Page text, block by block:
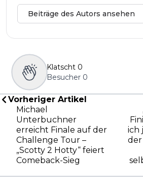
Beiträge des Autors ansehen
Klatscht 0
Besucher 0
Vorheriger Artikel
Michael
Unterbuchner
erreicht Finale auf der
Challenge Tour –
„Scotty 2 Hotty“ feiert
Comeback-Sieg
ich
der